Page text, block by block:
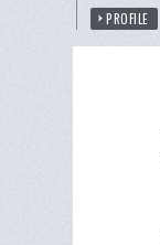
PROFILE